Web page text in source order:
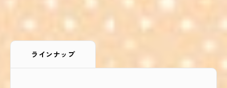
ラインナップ